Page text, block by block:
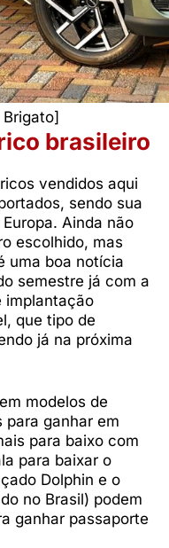
brasileiro
vendidos aqui
sendo sua
Ainda não
escolhido, mas
uma boa notícia
semestre já com a
implantação
que tipo de
já na próxima
modelos de
para ganhar em
para baixo com
para baixar o
Dolphin e o
no Brasil) podem
ganhar passaporte